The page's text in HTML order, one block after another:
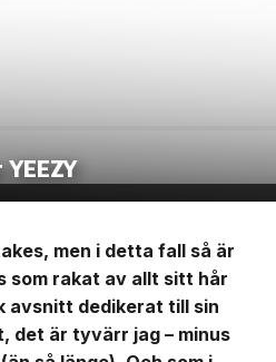
men i detta fall så är
som rakat av allt sitt hår
avsnitt dedikerat till sin
det är tyvärr jag – minus